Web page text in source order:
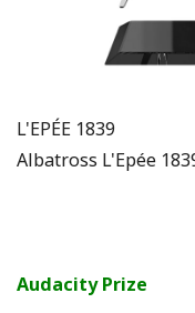
L'EPÉE 1839
Albatross L'Epée
Audacity Prize